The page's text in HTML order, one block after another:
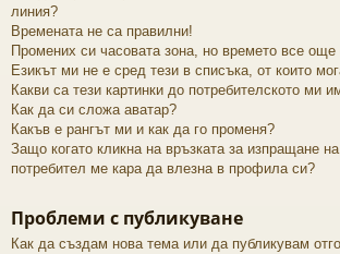
линия?
Времената не са правилни!
Промених си часовата зона, но времето все още
Езикът ми не е сред тези в списъка, от които
Какви са тези картинки до потребителското ми
Как да си сложа аватар?
Какъв е рангът ми и как да го променя?
Защо когато кликна на връзката за изпращане
потребител ме кара да влезна в профила си?
Проблеми с публикуване
Как да създам нова тема или да публикувам